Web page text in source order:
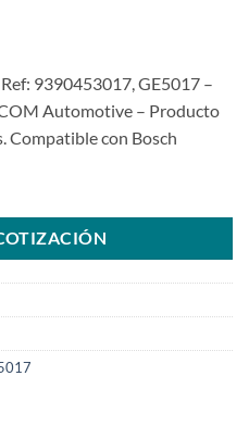
9390453017, GE5017 –
Automotive – Producto
Compatible con Bosch